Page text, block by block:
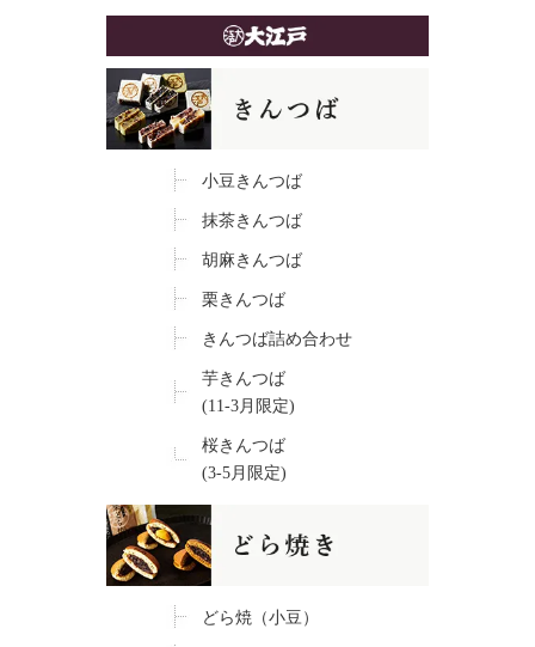
小豆きんつば
抹茶きんつば
胡麻きんつば
栗きんつば
きんつば詰め合わせ
芋きんつば
(11-3月限定)
桜きんつば
(3-5月限定)
どら焼（小豆）